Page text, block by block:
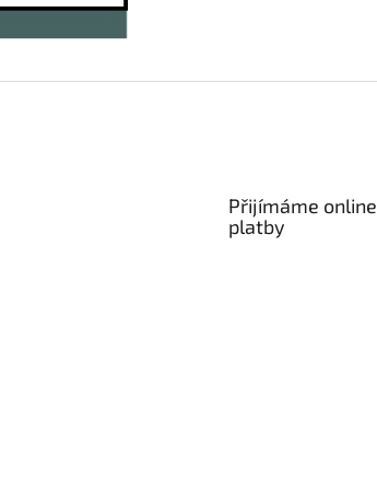
Přijímáme online
platby